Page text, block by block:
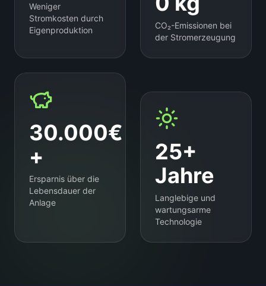
Weniger
Stromkosten durch
Eigenproduktion
CO₂-Emissionen bei
der Stromerzeugung
30.000€
+
Ersparnis über die
Lebensdauer der
Anlage
25+
Jahre
Langlebige und
wartungsarme
Technologie